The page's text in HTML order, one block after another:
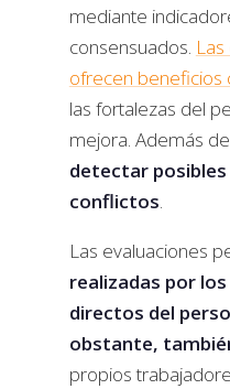
mediante
consensuados.
ofrecen beneficios
las fortalezas del
mejora. Además
detectar
conflictos.
Las evaluaciones
realizadas por
directos del
obstante,
propios